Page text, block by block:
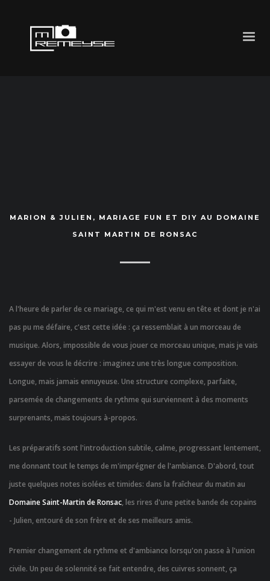
MARION & JULIEN, MARIAGE FUN ET DIY AU DOMAINE
SAINT MARTIN DE RONSAC
A l'heure de parler de ce mariage, ce qui m'est venu en tête et dont je n'ai
pas pu me défaire, c'est cette idée : ça ressemblait à un morceau de
musique. Alors, impossible de vous jouer ce morceau unique, mais je vais
essayer de vous le décrire : imaginez une très longue composition.
Longue, mais jamais ennuyeuse. Une structure complexe, parfaite,
parsemée de changements de rythme qui surviennent à des moments
surprenants, mais toujours à-propos.
Les préparatifs sont l'introduction subtile, calme, progressant lentement,
me donnant tout le temps de m'imprégner de l'ambiance. D'abord, tout
juste quelques notes isolées et timides: dans la fraîcheur du matin au
Domaine Saint-Martin de Ronsac, les rires d'une petite bande de copains
- Julien, entouré de son frère et de ses meilleurs amis.
Premier changement de rythme et d'ambiance lorsqu'on passe à l'union
civile. Un peu de solennité se fait entendre, des cuivres sonnent, ça